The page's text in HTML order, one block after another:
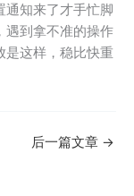
通知来了才手忙脚
遇到拿不准的操作
是这样，稳比快重
后一篇文章 →